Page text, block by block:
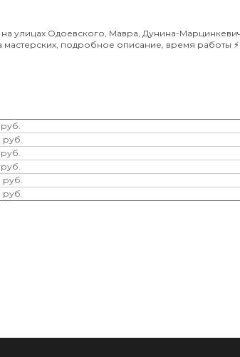
улицах Одоевского, Мавра, Дунина-
мастерских, подробное описание, время работы ⚡️
руб.
руб.
руб.
руб.
руб.
руб.